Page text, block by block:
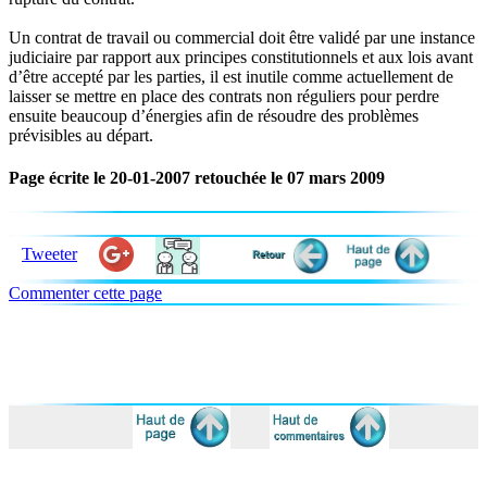
Un contrat de travail ou commercial doit être validé par une instance
judiciaire par rapport aux principes constitutionnels et aux lois avant
d’être accepté par les parties, il est inutile comme actuellement de
laisser se mettre en place des contrats non réguliers pour perdre
ensuite beaucoup d’énergies afin de résoudre des problèmes
prévisibles au départ.
Page écrite le 20-01-2007 retouchée le 07 mars 2009
Tweeter
Commenter cette page